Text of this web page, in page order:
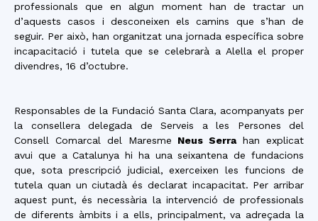
professionals que en algun moment han de tractar un
d’aquests casos i desconeixen els camins que s’han de
seguir. Per això, han organitzat una jornada específica sobre
incapacitació i tutela que se celebrarà a Alella el proper
divendres, 16 d’octubre.
Responsables de la Fundació Santa Clara, acompanyats per
la consellera delegada de Serveis a les Persones del
Consell Comarcal del Maresme Neus Serrahan explicat
avui que a Catalunya hi ha una seixantena de fundacions
que, sota prescripció judicial, exerceixen les funcions de
tutela quan un ciutadà és declarat incapacitat. Per arribar
aquest punt, és necessària la intervenció de professionals
de diferents àmbits i a ells, principalment, va adreçada la